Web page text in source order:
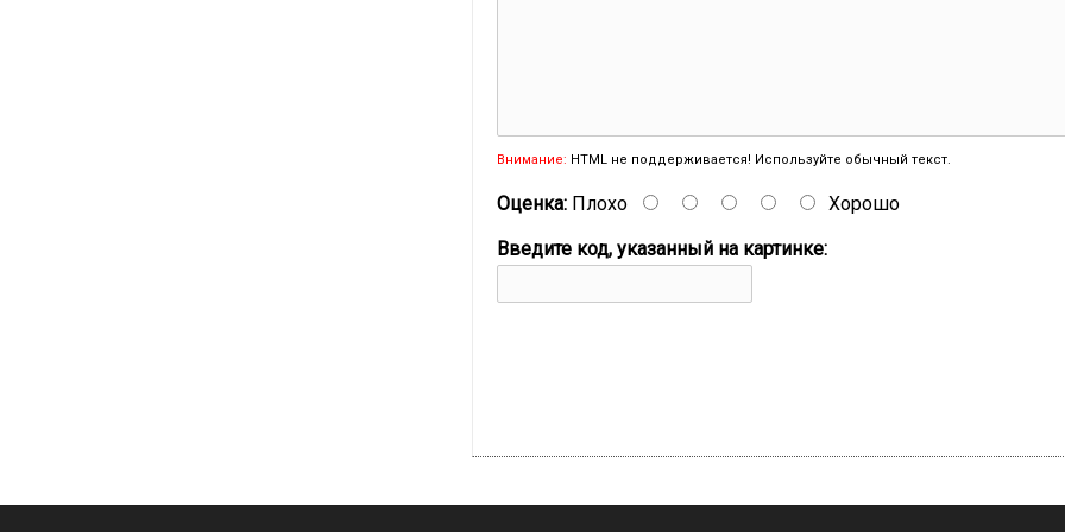
Внимание: HTML не поддерживается! Используйте обычный текст.
Оценка: Плохо
Хорошо
Введите код, указанный на картинке: